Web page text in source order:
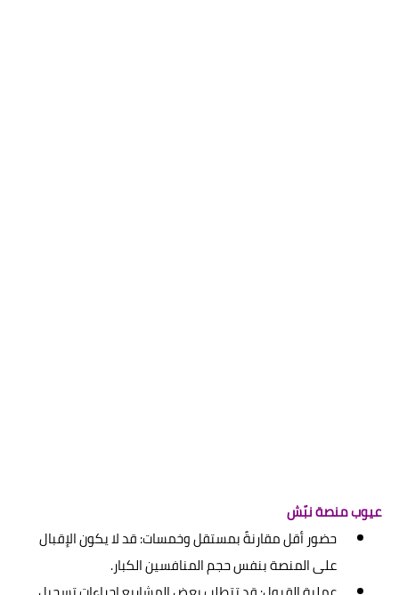
عيوب منصة نبّش
حضور أقل مقارنةً بمستقل وخمسات: قد لا يكون الإقبال
على المنصة بنفس حجم المنافسين الكبار.